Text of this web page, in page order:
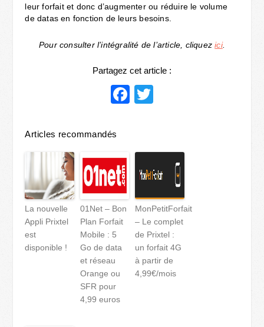
leur forfait et donc d’augmenter ou réduire le volume
de datas en fonction de leurs besoins.
Pour consulter l’intégralité de l’article, cliquezici.
Partagez cet article :
Facebook
Articles recommandés
La nouvelle
Appli Prixtel
est
disponible !
01Net – Bon
Plan Forfait
Mobile : 5
Go de data
et réseau
Orange ou
SFR pour
4,99 euros
MonPetitForfait
– Le complet
de Prixtel :
un forfait 4G
à partir de
4,99€/mois